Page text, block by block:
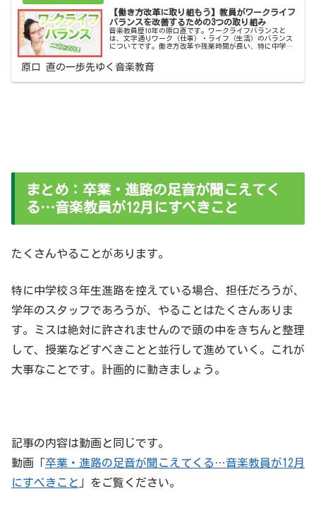
【働き方改革に取り組もう】教員がワークライフ
バランスを改善するための3つの取り組み
音楽教員歴10年の原口直です。ワークライフバランスと
は、文字通りワーク（仕事）・ライフ（生活）のバランス
についてです。働き方改革や残業時間が長い、特に中学校
のバランスをどのように取っていけ...
原口 直の一歩先ゆく音楽教育
まとめ：卒業・進路の足音が聞こえてく
る…音楽教員が12月にすべきこと
たくさんやることがあります。
特に中学校３年生進路を控えている場合、担任だろうが、
学年のスタッフであろうが、やることはたくさんありま
す。ミスは絶対に許されませんので頭の中をきちんと整理
して、授業などすべきことと並行して進めていく。これが
大事なことです。計画的に動きましょう。
記事の内容は動画と同じです。
動画「卒業・進路の足音が聞こえてくる…音楽教員が12月
にすべきこと 」をご覧ください。